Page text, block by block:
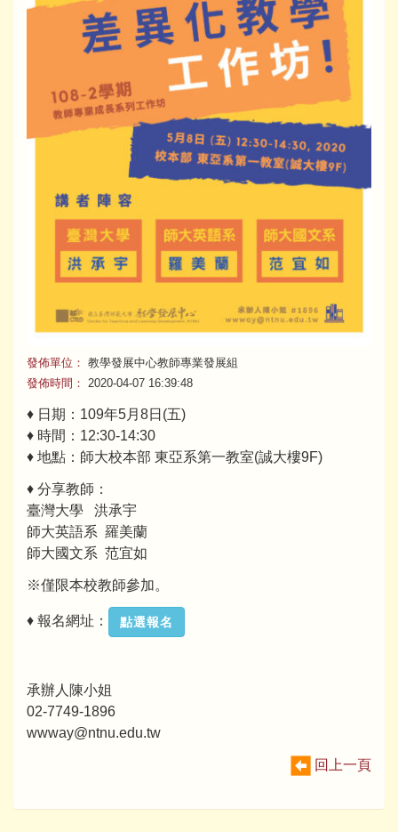
發佈單位： 教學發展中心教師專業發展組
發佈時間：
2020-04-07 16:39:48
♦ 日期：109年5月8日(五)
♦ 時間：12:30-14:30
♦ 地點：師大校本部 東亞系第一教室(誠大樓9F)
♦ 分享教師：
臺灣大學 洪承宇
師大英語系 羅美蘭
師大國文系 范宜如
※僅限本校教師參加。
♦ 報名網址： 點選報名
承辦人陳小姐
02-7749-1896
wwway@ntnu.edu.tw
回上一頁